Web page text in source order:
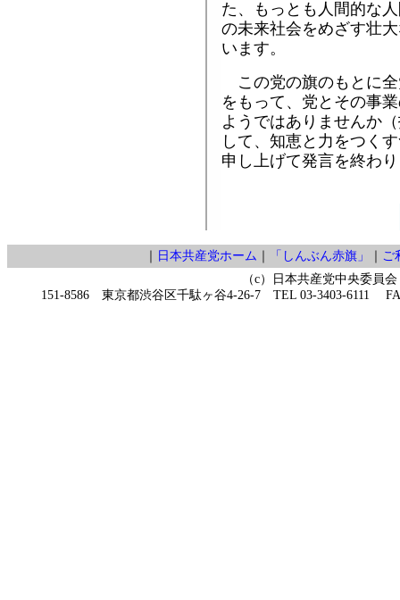
た、もっとも人間的な
の未来社会をめざす壮
います。
この党の旗のもとに
をもって、党とその事
ようではありませんか
して、知恵と力をつく
申し上げて発言を終わ
日本共産党ホーム 「しんぶん赤旗」
ご
（c）日本共産党中央委員会
151-8586 東京都渋谷区千駄ヶ谷4-26-7 TEL 03-3403-6111